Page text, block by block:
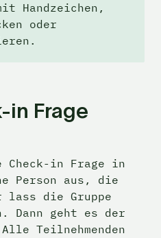
Handzeichen,
oder
in Frage
in Frage in
Person aus, die
lass die Gruppe
Dann geht es der
Teilnehmenden